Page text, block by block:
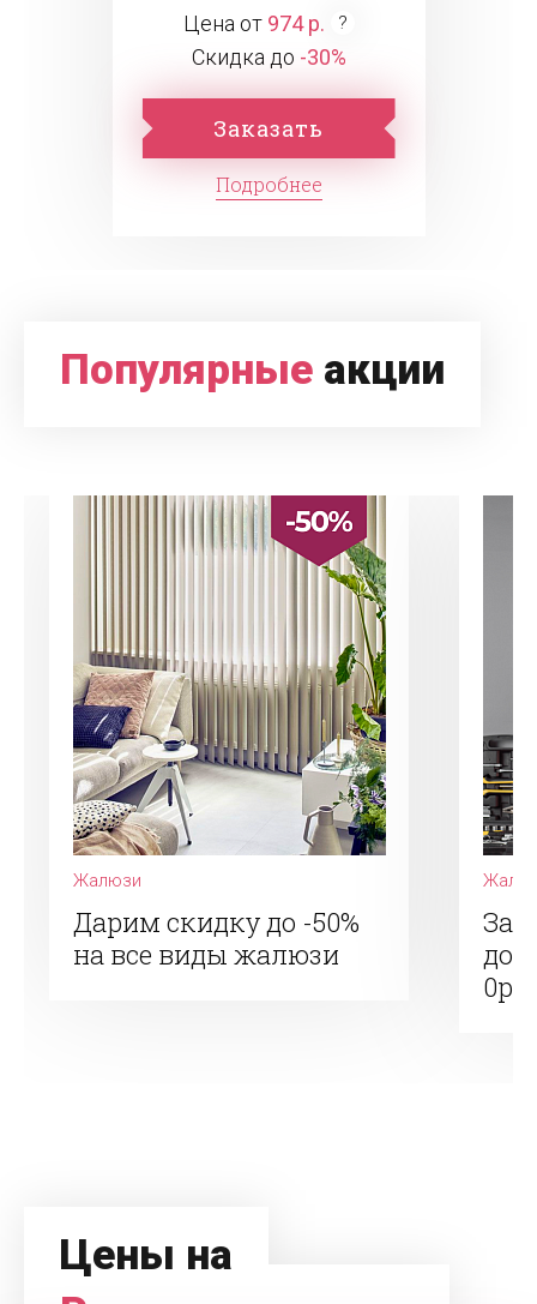
Цена от 974 р.
Скидка до -30%
Заказать
Подробнее
Популярные акции
Жалюзи
Дарим скидку до -50%
на все виды жалюзи
0р.
Цены на